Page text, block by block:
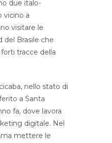
due italo-
vicino a
visitare le
del Brasile che
tracce della
nello stato di
a Santa
fa, dove lavora
digitale. Nel
mettere le